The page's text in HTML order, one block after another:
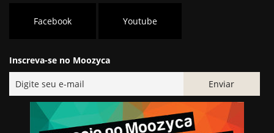
Facebook Youtube
Inscreva-se no Moozyca